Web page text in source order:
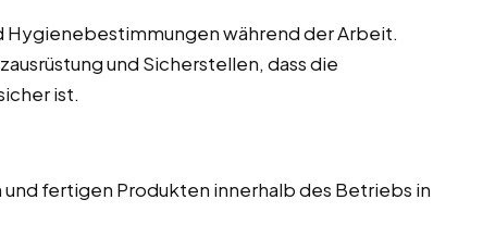
Hygienebestimmungen während der Arbeit.
und Sicherstellen, dass die
ist.
fertigen Produkten innerhalb des Betriebs in